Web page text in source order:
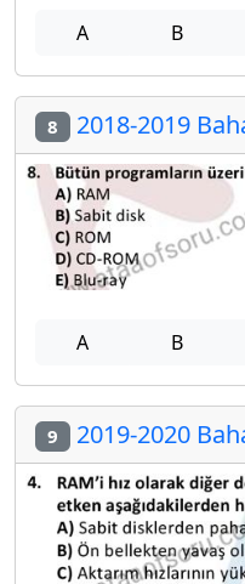
A B
8 2018-2019
A B
9 2019-2020